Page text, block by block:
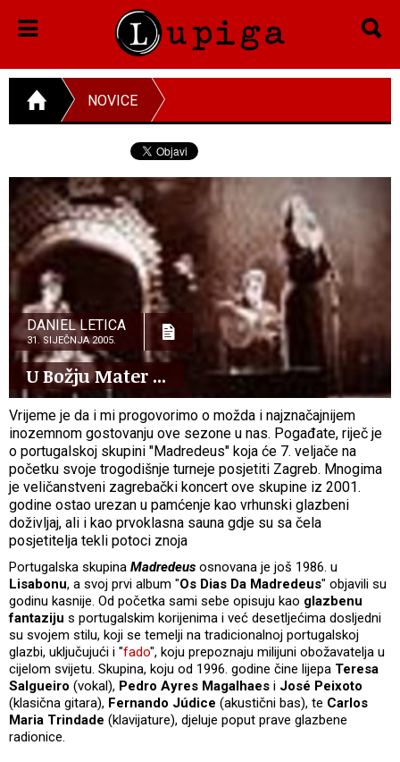
NOVICE
DANIEL LETICA
31. SIJEČNJA 2005.
U Božju Mater ...
Vrijeme je da i mi progovorimo o možda i najznačajnijem
inozemnom gostovanju ove sezone u nas. Pogađate, riječ je
o portugalskoj skupini "Madredeus" koja će 7. veljače na
početku svoje trogodišnje turneje posjetiti Zagreb. Mnogima
je veličanstveni zagrebački koncert ove skupine iz 2001.
godine ostao urezan u pamćenje kao vrhunski glazbeni
doživljaj, ali i kao prvoklasna sauna gdje su sa čela
posjetitelja tekli potoci znoja
Portugalska skupina Madredeus osnovana je još 1986. u
Lisabonu, a svoj prvi album "Os Dias Da Madredeus" objavili su
godinu kasnije. Od početka sami sebe opisuju kao glazbenu
fantaziju s portugalskim korijenima i već desetljećima dosljedni
su svojem stilu, koji se temelji na tradicionalnoj portugalskoj
glazbi, uključujući i "fado", koju prepoznaju milijuni obožavatelja u
cijelom svijetu. Skupina, koju od 1996. godine čine lijepa Teresa
Salgueiro (vokal), Pedro Ayres Magalhaes i José Peixoto
(klasična gitara), Fernando Júdice (akustični bas), te Carlos
Maria Trindade (klavijature), djeluje poput prave glazbene
radionice.